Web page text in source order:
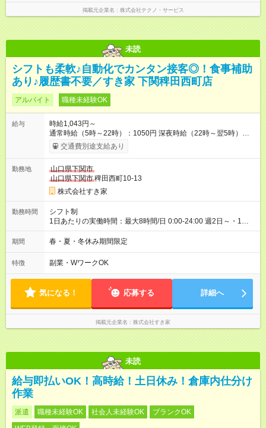
掲載元企業名 株式会社テクノ・サービス
未読
シフトも柔軟♪自動化でカンタン接客◎！食事補助
あり♪履歴書不要／すき家 下関稗田西町店
アルバイト 職種未経験OK
給与
時給1,043円～
通常時給（5時～22時）：1050円 深夜時給（22時～翌5時）：
1313円 高校生時給：1043円 【特別手当】早朝手当（5：00-9：
00）時給+150円 【試用期間】試用期間あり 試用期間の長さ：1
30日（※条件変更なし）ですが、切り上げで一ヶ月とさせてい
ただきます。 研修制度あり：15時間(研修中も同時給）
交通費別途支給あり
勤務地
山口県下関市
山口県下関市稗田西町10-13
株式会社すき家
勤務時間
シフト制
1日あたりの実働時間：最大8時間/日 0:00-24:00 週2日～・1日
2h～OK ＜シフト例＞ 〇朝帯 5:00-9:00 〇昼帯 9:00-14:00 〇午
後帯 14:00-18:00 〇夜帯 18:00-22:00 〇深夜帯 22:00-翌5:00 基
ます♪
期間 春・夏・冬休み期間限定
特徴 副業・WワークOK
気になる！ 応募する 詳細へ
掲載元企業名 株式会社すき家
未読
給与即払いOK！高時給！土日休み！倉庫内仕分け
作業
派遣 職種未経験OK 社会人未経験OK
ブランクOK